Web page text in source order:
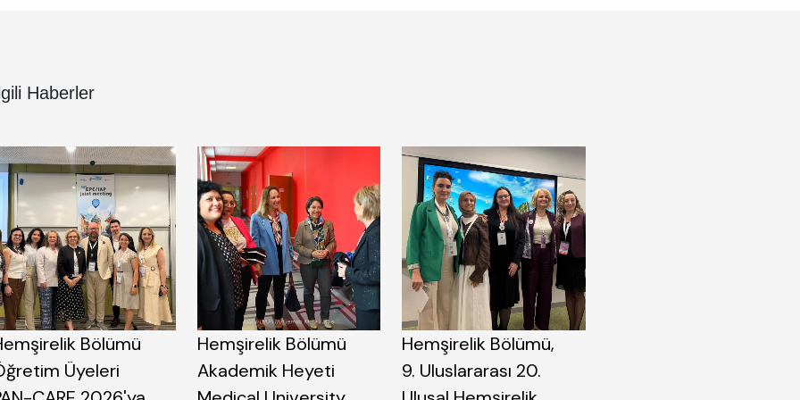
Haberler
Bölümü
Üyeleri
Hemşirelik Bölümü
Akademik Heyeti
Hemşirelik Bölümü,
9. Uluslararası 20.